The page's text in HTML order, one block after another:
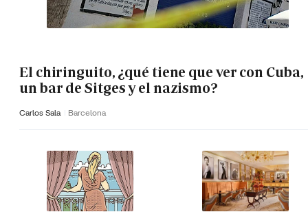
El chiringuito, ¿qué tiene que ver con Cuba,
un bar de Sitges y el nazismo?
Carlos Sala Barcelona